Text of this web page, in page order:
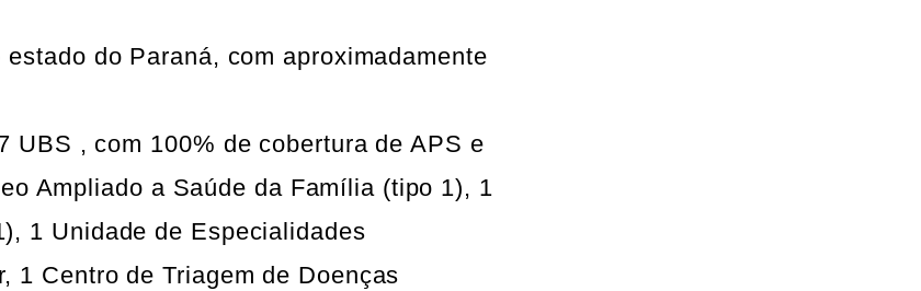
do Paraná, com aproximadamente
UBS , com 100% de cobertura de APS e
Ampliado a Saúde da Família (tipo 1), 1
1 Unidade de Especialidades
Centro de Triagem de Doenças